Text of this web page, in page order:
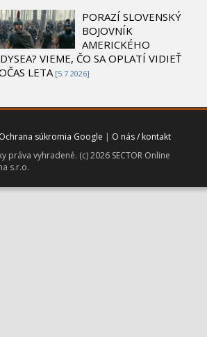
PORAZÍ SLOVENSKÝ
BOJOVNÍK
AMERICKÉHO
VIEME, ČO SA OPLATÍ VIDIEŤ
LETA [5.7 2026]
Ochrana súkromia Google | O nás / kontakt
práva vyhradené. (c) 2026 SECTOR Online
s.r.o.